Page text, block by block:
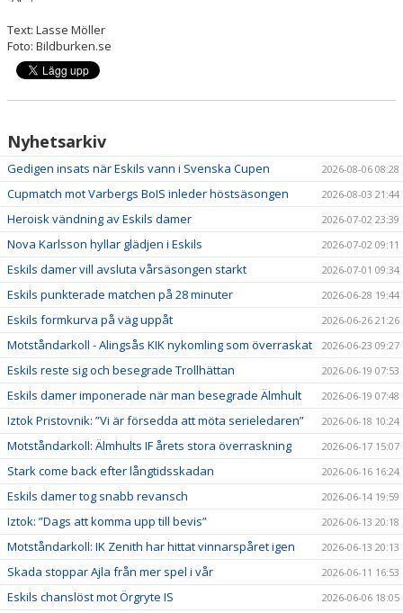
Text: Lasse Möller
Foto: Bildburken.se
Nyhetsarkiv
Gedigen insats när Eskils vann i Svenska Cupen 2026-08-06 08:28
Cupmatch mot Varbergs BoIS inleder höstsäsongen 2026-08-03 21:44
Heroisk vändning av Eskils damer 2026-07-02 23:39
Nova Karlsson hyllar glädjen i Eskils 2026-07-02 09:11
Eskils damer vill avsluta vårsäsongen starkt 2026-07-01 09:34
Eskils punkterade matchen på 28 minuter 2026-06-28 19:44
Eskils formkurva på väg uppåt 2026-06-26 21:26
Motståndarkoll - Alingsås KIK nykomling som överraskat 2026-06-23 09:27
Eskils reste sig och besegrade Trollhättan 2026-06-19 07:53
Eskils damer imponerade när man besegrade Älmhult 2026-06-19 07:48
Iztok Pristovnik: ”Vi är försedda att möta serieledaren” 2026-06-18 10:24
Motståndarkoll: Älmhults IF årets stora överraskning 2026-06-17 15:07
Stark come back efter långtidsskadan 2026-06-16 16:24
Eskils damer tog snabb revansch 2026-06-14 19:59
Iztok: ”Dags att komma upp till bevis” 2026-06-13 20:18
Motståndarkoll: IK Zenith har hittat vinnarspåret igen 2026-06-13 20:13
Skada stoppar Ajla från mer spel i vår 2026-06-11 16:53
Eskils chanslöst mot Örgryte IS 2026-06-06 18:05